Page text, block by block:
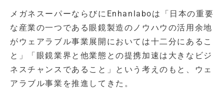
メガネスーパーならびにEnhanlaboは「日本の重要
な産業の一つである眼鏡製造のノウハウの活用余地
がウェアラブル事業展開においては十二分にあるこ
と」「眼鏡業界と他業態との提携加速は大きなビジ
ネスチャンスであること」という考えのもと、ウェ
アラブル事業を推進してきた。